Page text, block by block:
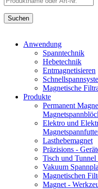
Anwendung
Spanntechnik
Hebetechnik
Entmagnetisieren
Magnetische
Produkte
Permanent
Elektro und
Lasthebemagnet
Präzisions -
Tisch und Tunnel
Vakuum
Magnetischen
Magnet -